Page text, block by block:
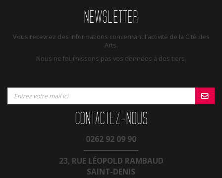
NEWSLETTER
Vous recevrez des informations concernant l'activité de la Cité des
Arts.
Nous ne fournissons pas vos données à des tiers.
CONTACTEZ-NOUS
0262 92 09 90
23, RUE LÉOPOLD RAMBAUD
SAINT-DENIS